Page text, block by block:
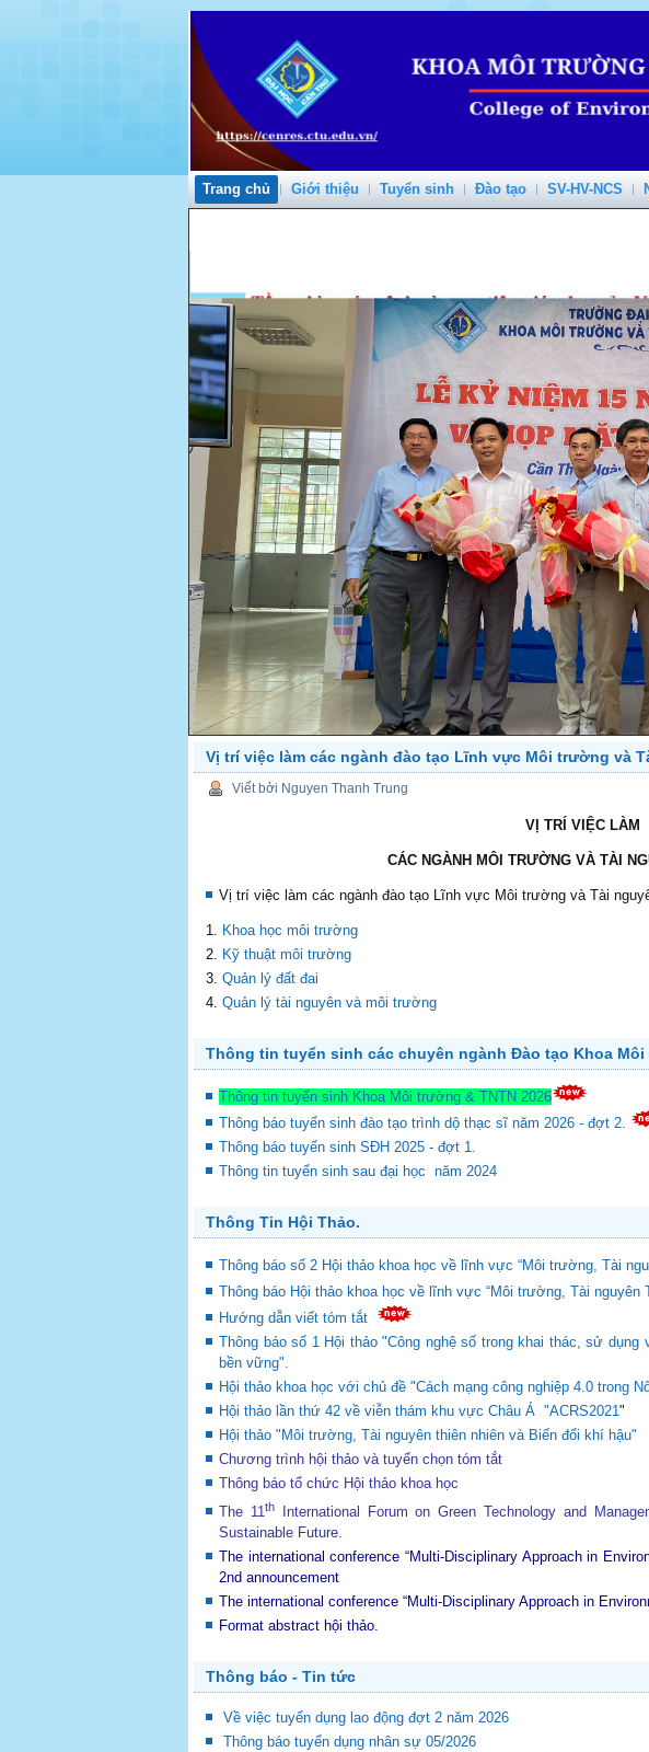
Trang chủ Giới thiệu Tuyển sinh Đào tạo SV-HV-NCS
Vị trí việc làm các ngành đào tạo Lĩnh vực Môi trường và
Viết bởi Nguyen Thanh Trung
VỊ TRÍ VIỆC LÀM
CÁC NGÀNH MÔI TRƯỜNG VÀ TÀI
Vị trí việc làm các ngành đào tạo Lĩnh vực Môi trường và Tài
Khoa học môi trường
Kỹ thuật môi trường
Quản lý đất đai
Quản lý tài nguyên và môi trường
Thông tin tuyển sinh các chuyên ngành Đào tạo Khoa Môi
Thông tin tuyển sinh Khoa Môi trường & TNTN 2026
Thông báo tuyển sinh đào tạo trình dộ thạc sĩ năm 2026 - đợt 2.
Thông báo tuyển sinh SĐH 2025 - đợt 1.
Thông tin tuyển sinh sau đại học năm 2024
Thông Tin Hội Thảo.
Thông báo số 2 Hội thảo khoa học về lĩnh vực “Môi trường, Tài
Thông báo Hội thảo khoa học về lĩnh vực “Môi trường, Tài nguyên
Hướng dẫn viết tóm tắt
Thông báo số 1 Hội thảo "Công nghệ số trong khai thác, sử
bền vững".
Hội thảo khoa học với chủ đề "Cách mạng công nghiệp 4.0 trong
Hội thảo lần thứ 42 về viễn thám khu vực Châu Á "ACRS2021"
Hội thảo "Môi trường, Tài nguyên thiên nhiên và Biến đổi khí hậu"
Chương trình hội thảo và tuyển chọn tóm tắt
Thông báo tổ chức Hội thảo khoa học
The 11thInternational Forum on Green Technology and
Sustainable Future.
The international conference “Multi-Disciplinary Approach in
2nd announcement
The international conference “Multi-Disciplinary Approach in
Format abstract hội thảo.
Thông báo - Tin tức
Về việc tuyển dụng lao động đợt 2 năm 2026
Thông báo tuyển dụng nhân sự 05/2026